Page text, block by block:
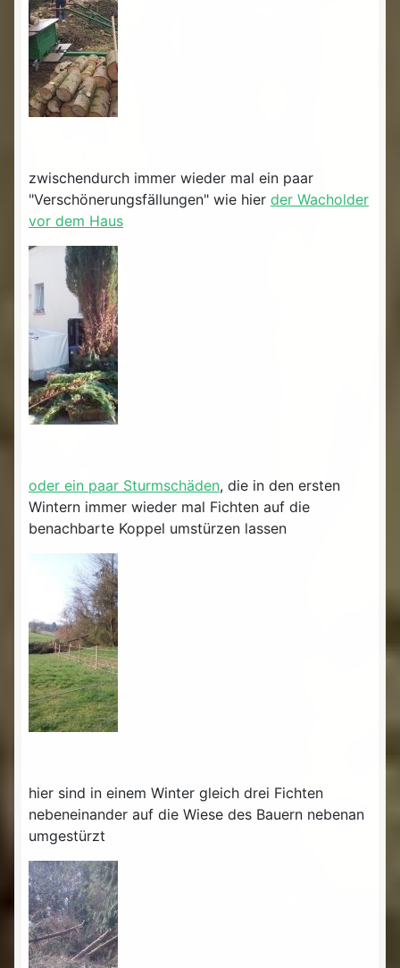
zwischendurch immer wieder mal ein paar
"Verschönerungsfällungen" wie hier der Wacholder
vor dem Haus
oder ein paar Sturmschäden, die in den ersten
Wintern immer wieder mal Fichten auf die
benachbarte Koppel umstürzen lassen
hier sind in einem Winter gleich drei Fichten
nebeneinander auf die Wiese des Bauern nebenan
umgestürzt